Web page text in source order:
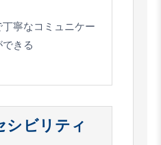
寧なコミュニケー
きる
シビリティ